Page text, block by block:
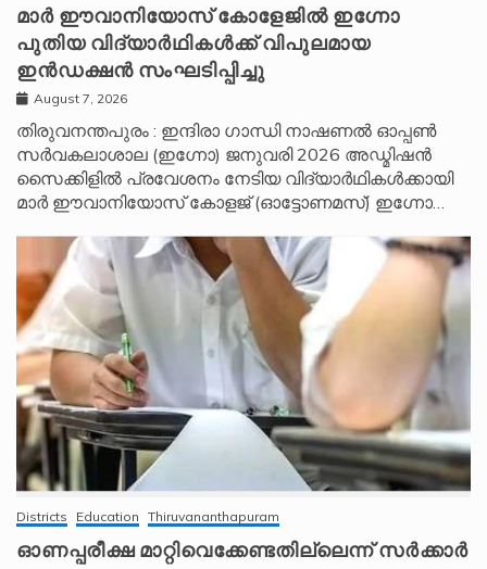
മാർ ഈവാനിയോസ് കോളേജിൽ ഇഗ്നോ
പുതിയ വിദ്യാർഥികൾക്ക് വിപുലമായ
ഇൻഡക്ഷൻ സംഘടിപ്പിച്ചു
August 7, 2026
തിരുവനന്തപുരം : ഇന്ദിരാ ഗാന്ധി നാഷണൽ ഓപ്പൺ
സർവകലാശാല (ഇഗ്നോ) ജനുവരി 2026 അഡ്മിഷൻ
സൈക്കിളിൽ പ്രവേശനം നേടിയ വിദ്യാർഥികൾക്കായി
മാർ ഈവാനിയോസ് കോളജ് (ഓട്ടോണമസ്) ഇഗ്നോ…
Districts Education Thiruvananthapuram
ഓണപ്പരീക്ഷ മാറ്റിവെക്കേണ്ടതില്ലെന്ന് സർക്കാർ